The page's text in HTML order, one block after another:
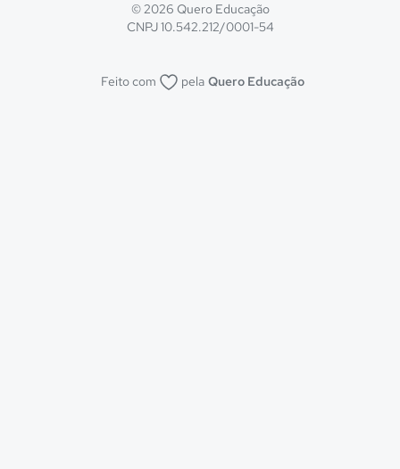
© 2026 Quero Educação
CNPJ 10.542.212/0001-54
Feito com pela Quero Educação